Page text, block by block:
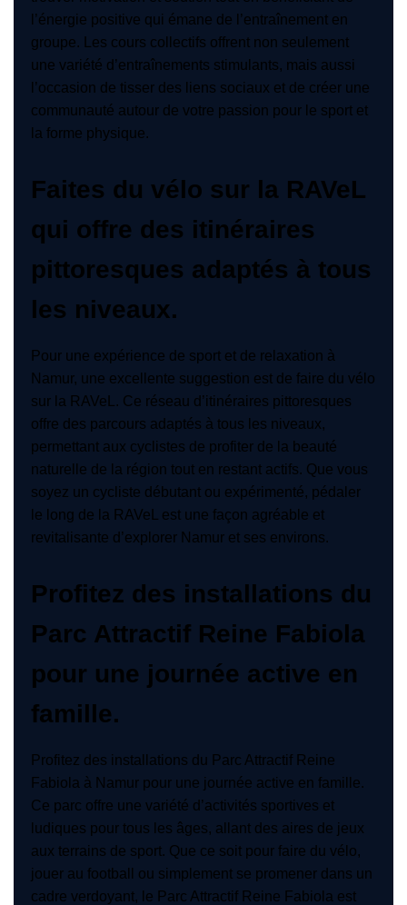
l’énergie positive qui émane de l’entraînement en
groupe. Les cours collectifs offrent non seulement
une variété d’entraînements stimulants, mais aussi
l’occasion de tisser des liens sociaux et de créer une
communauté autour de votre passion pour le sport et
la forme physique.
Faites du vélo sur la RAVeL
qui offre des itinéraires
pittoresques adaptés à tous
les niveaux.
Pour une expérience de sport et de relaxation à
Namur, une excellente suggestion est de faire du vélo
sur la RAVeL. Ce réseau d’itinéraires pittoresques
offre des parcours adaptés à tous les niveaux,
permettant aux cyclistes de profiter de la beauté
naturelle de la région tout en restant actifs. Que vous
soyez un cycliste débutant ou expérimenté, pédaler
le long de la RAVeL est une façon agréable et
revitalisante d’explorer Namur et ses environs.
Profitez des installations du
Parc Attractif Reine Fabiola
pour une journée active en
famille.
Profitez des installations du Parc Attractif Reine
Fabiola à Namur pour une journée active en famille.
Ce parc offre une variété d’activités sportives et
ludiques pour tous les âges, allant des aires de jeux
aux terrains de sport. Que ce soit pour faire du vélo,
jouer au football ou simplement se promener dans un
cadre verdoyant, le Parc Attractif Reine Fabiola est